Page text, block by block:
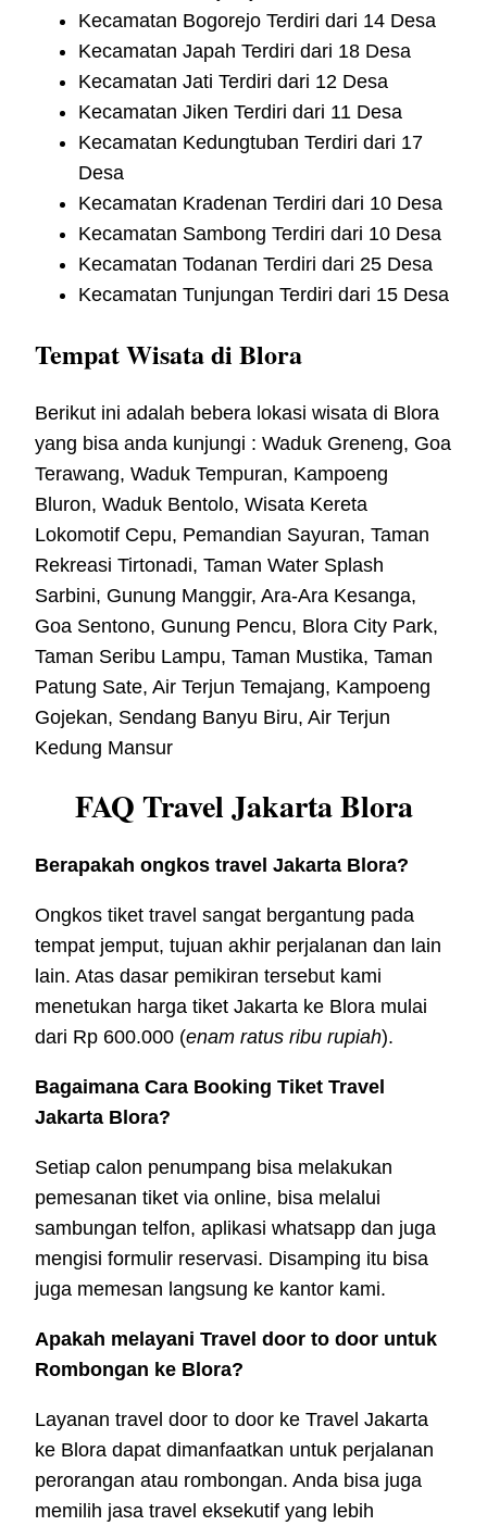
Kecamatan Bogorejo Terdiri dari 14 Desa
Kecamatan Japah Terdiri dari 18 Desa
Kecamatan Jati Terdiri dari 12 Desa
Kecamatan Jiken Terdiri dari 11 Desa
Kecamatan Kedungtuban Terdiri dari 17
Desa
Kecamatan Kradenan Terdiri dari 10 Desa
Kecamatan Sambong Terdiri dari 10 Desa
Kecamatan Todanan Terdiri dari 25 Desa
Kecamatan Tunjungan Terdiri dari 15 Desa
Tempat Wisata di Blora
Berikut ini adalah bebera lokasi wisata di Blora
yang bisa anda kunjungi : Waduk Greneng, Goa
Terawang, Waduk Tempuran, Kampoeng
Bluron, Waduk Bentolo, Wisata Kereta
Lokomotif Cepu, Pemandian Sayuran, Taman
Rekreasi Tirtonadi, Taman Water Splash
Sarbini, Gunung Manggir, Ara-Ara Kesanga,
Goa Sentono, Gunung Pencu, Blora City Park,
Taman Seribu Lampu, Taman Mustika, Taman
Patung Sate, Air Terjun Temajang, Kampoeng
Gojekan, Sendang Banyu Biru, Air Terjun
Kedung Mansur
FAQ Travel Jakarta Blora
Berapakah ongkos travel Jakarta Blora?
Ongkos tiket travel sangat bergantung pada
tempat jemput, tujuan akhir perjalanan dan lain
lain. Atas dasar pemikiran tersebut kami
menetukan harga tiket Jakarta ke Blora mulai
dari Rp 600.000 (enam ratus ribu rupiah).
Bagaimana Cara Booking Tiket Travel
Jakarta Blora?
Setiap calon penumpang bisa melakukan
pemesanan tiket via online, bisa melalui
sambungan telfon, aplikasi whatsapp dan juga
mengisi formulir reservasi. Disamping itu bisa
juga memesan langsung ke kantor kami.
Apakah melayani Travel door to door untuk
Rombongan ke Blora?
Layanan travel door to door ke Travel Jakarta
ke Blora dapat dimanfaatkan untuk perjalanan
perorangan atau rombongan. Anda bisa juga
memilih jasa travel eksekutif yang lebih